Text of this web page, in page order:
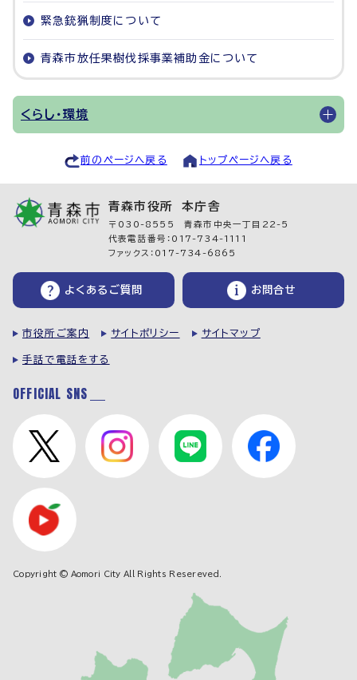
緊急銃猟制度について
青森市放任果樹伐採事業補助金について
くらし・環境
前のページへ戻る トップページへ戻る
青森市役所 本庁舎
〒030-8555 青森市中央一丁目22-5
代表電話番号：017-734-1111
ファックス：017-734-6865
よくあるご質問 お問合せ
市役所ご案内 サイトポリシー サイトマップ
手話で電話をする
OFFICIAL SNS
Copyright © Aomori City All Rights Resereved.